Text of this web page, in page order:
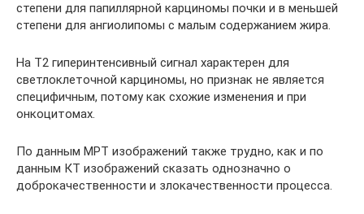
степени для папиллярной карциномы почки и в меньшей
степени для ангиолипомы с малым содержанием жира.
На Т2 гиперинтенсивный сигнал характерен для
светлоклеточной карциномы, но признак не является
специфичным, потому как схожие изменения и при
онкоцитомах.
По данным МРТ изображений также трудно, как и по
данным КТ изображений сказать однозначно о
доброкачественности и злокачественности процесса.